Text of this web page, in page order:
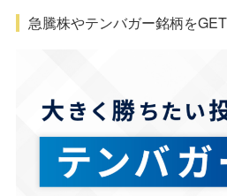
急騰株やテンバガー銘柄をGET